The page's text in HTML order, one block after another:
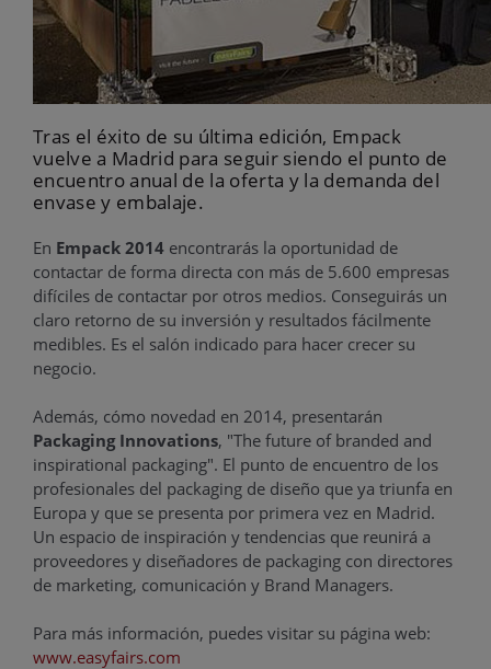
Tras el éxito de su última edición, Empack
vuelve a Madrid para seguir siendo el punto de
encuentro anual de la oferta y la demanda del
envase y embalaje.
En Empack 2014 encontrarás la oportunidad de
contactar de forma directa con más de 5.600 empresas
difíciles de contactar por otros medios. Conseguirás un
claro retorno de su inversión y resultados fácilmente
medibles. Es el salón indicado para hacer crecer su
negocio.
Además, cómo novedad en 2014, presentarán
Packaging Innovations, "The future of branded and
inspirational packaging". El punto de encuentro de los
profesionales del packaging de diseño que ya triunfa en
Europa y que se presenta por primera vez en Madrid.
Un espacio de inspiración y tendencias que reunirá a
proveedores y diseñadores de packaging con directores
de marketing, comunicación y Brand Managers.
Para más información, puedes visitar su página web:
www.easyfairs.com